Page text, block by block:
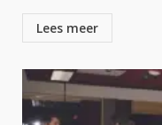
Lees meer